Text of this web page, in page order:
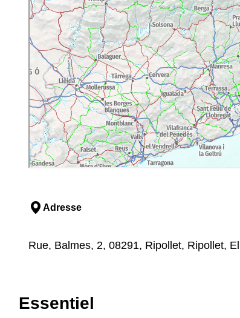
Adresse
Rue, Balmes, 2, 08291, Ripollet, Ripollet,
Essentiel